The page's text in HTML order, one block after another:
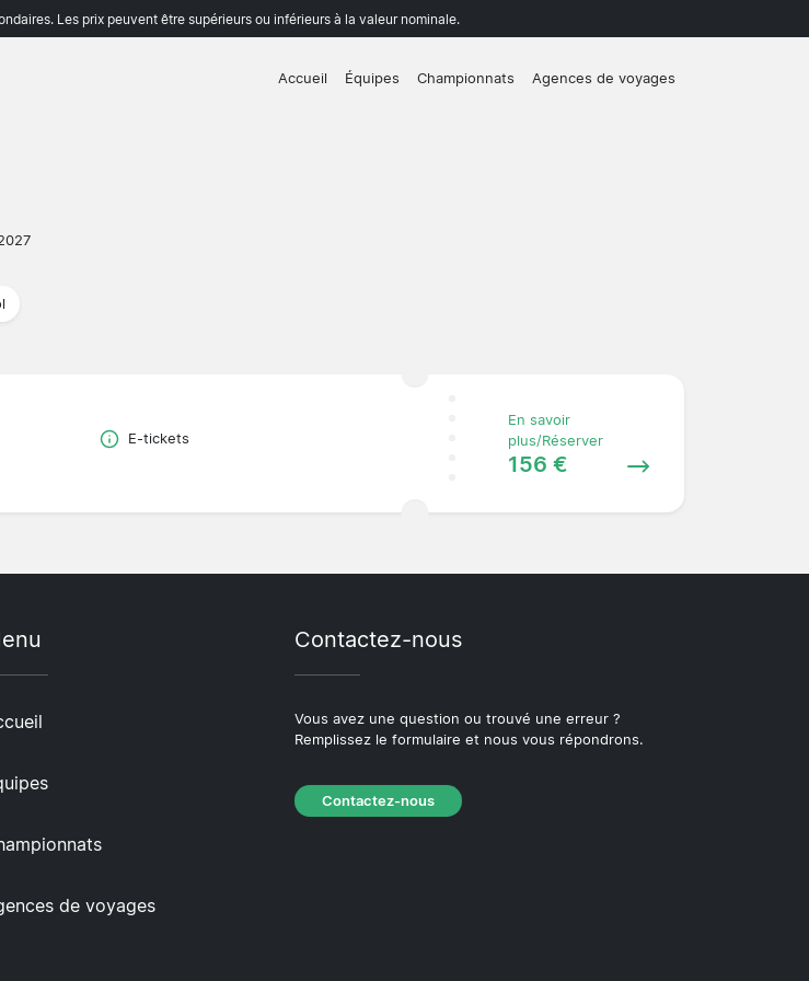
Les prix peuvent être supérieurs ou inférieurs à la valeur nominale.
Accueil Équipes Championnats Agences de voyages
E-tickets
En savoir
plus/Réserver
156 €
de voyages
Contactez-nous
Vous avez une question ou trouvé une erreur ?
Remplissez le formulaire et nous vous répondrons.
Contactez-nous